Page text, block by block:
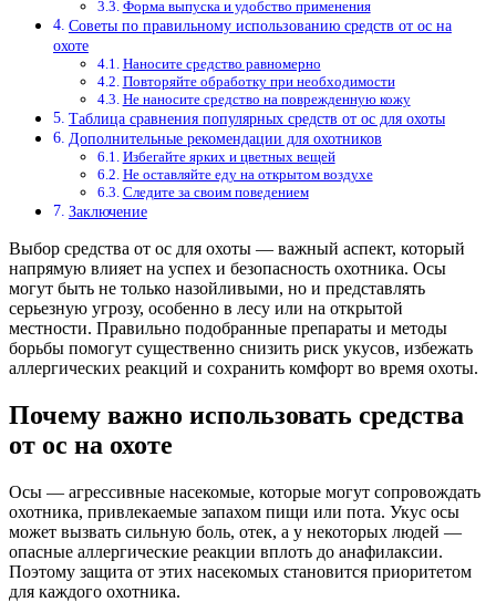
Форма выпуска и удобство применения
Советы по правильному использованию средств от ос на
охоте
Наносите средство равномерно
Повторяйте обработку при необходимости
Не наносите средство на поврежденную кожу
Таблица сравнения популярных средств от ос для охоты
Дополнительные рекомендации для охотников
Избегайте ярких и цветных вещей
Не оставляйте еду на открытом воздухе
Следите за своим поведением
Заключение
Выбор средства от ос для охоты — важный аспект, который
напрямую влияет на успех и безопасность охотника. Осы
могут быть не только назойливыми, но и представлять
серьезную угрозу, особенно в лесу или на открытой
местности. Правильно подобранные препараты и методы
борьбы помогут существенно снизить риск укусов, избежать
аллергических реакций и сохранить комфорт во время охоты.
Почему важно использовать средства
от ос на охоте
Осы — агрессивные насекомые, которые могут сопровождать
охотника, привлекаемые запахом пищи или пота. Укус осы
может вызвать сильную боль, отек, а у некоторых людей —
опасные аллергические реакции вплоть до анафилаксии.
Поэтому защита от этих насекомых становится приоритетом
для каждого охотника.